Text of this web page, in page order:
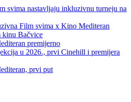
svima nastavljaju inkluzivnu turneju na
Film svima x Kino Mediteran
kinu Bačvice
premijerno
u 2026., prvi Cinehill i premijera
prvi put